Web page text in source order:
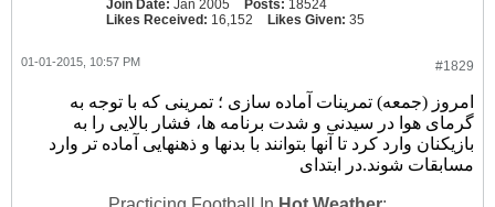
Join Date: Jan 2005 Posts: 18524
Likes Received: 16,152 Likes Given: 35
#1829
01-01-2015, 10:57 PM
امروز (جمعه) تمرینات آماده سازی ؛ تمرینی که با توجه به
گرمای هوا در سیدنی و شدت برنامه ها، فشار بالایی را به
بازیکنان وارد کرد تا آنها بتوانند با بدنها و ذهنهایی آماده تر وارد
مسابقات شوند.در ابتدای